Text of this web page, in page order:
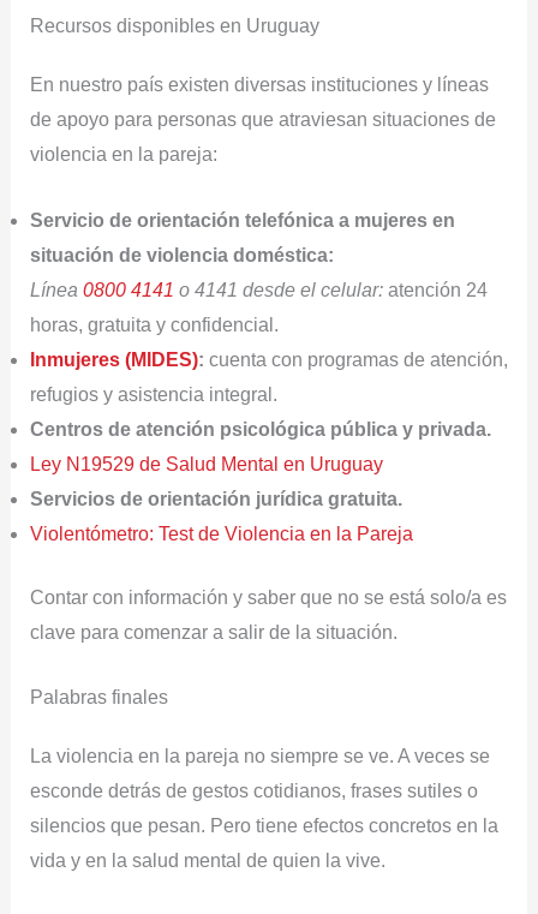
Recursos disponibles en Uruguay
En nuestro país existen diversas instituciones y líneas
de apoyo para personas que atraviesan situaciones de
violencia en la pareja:
Servicio de orientación telefónica a mujeres en
situación de violencia doméstica:
Línea 0800 4141 o 4141 desde el celular:atención 24
horas, gratuita y confidencial.
Inmujeres (MIDES): cuenta con programas de atención,
refugios y asistencia integral.
Centros de atención psicológica pública y privada.
Ley N19529 de Salud Mental en Uruguay
Servicios de orientación jurídica gratuita.
Violentómetro: Test de Violencia en la Pareja
Contar con información y saber que no se está solo/a es
clave para comenzar a salir de la situación.
Palabras finales
La violencia en la pareja no siempre se ve. A veces se
esconde detrás de gestos cotidianos, frases sutiles o
silencios que pesan. Pero tiene efectos concretos en la
vida y en la salud mental de quien la vive.